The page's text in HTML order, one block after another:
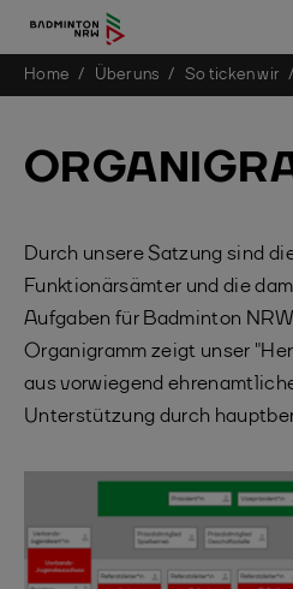
Skip to main content
You are here:
Home Über uns So ticken wir
Durch unsere Satzung sind
Funktionärsämter und die
Aufgaben für Badminton
Organigramm zeigt unser
aus vorwiegend
Unterstützung durch